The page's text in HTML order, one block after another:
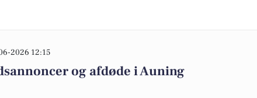
2026 12:15
og afdøde i Auning